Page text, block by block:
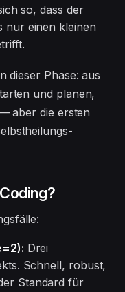
so, dass der
nur einen kleinen
dieser Phase: aus
und planen,
aber die ersten
Drei
Schnell, robust,
Standard für